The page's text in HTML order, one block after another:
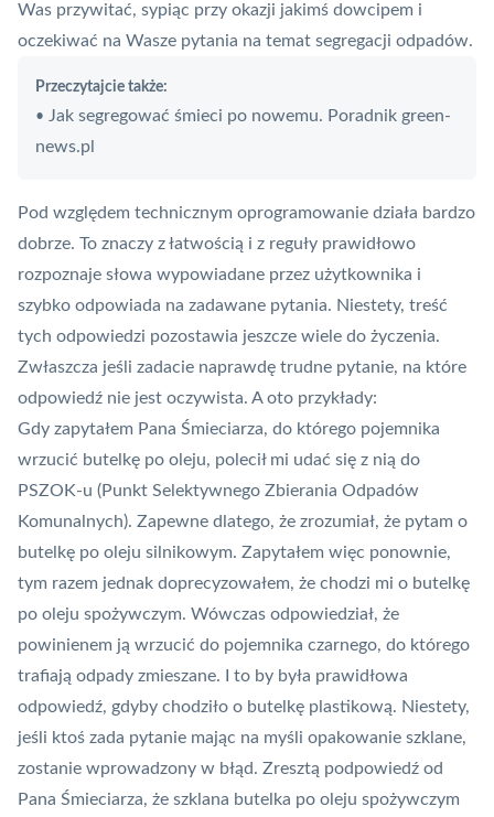
Was przywitać, sypiąc przy okazji jakimś dowcipem i
oczekiwać na Wasze pytania na temat segregacji odpadów.
Przeczytajcie także:
• Jak segregować śmieci po nowemu. Poradnik green-
news.pl
Pod względem technicznym oprogramowanie działa bardzo
dobrze. To znaczy z łatwością i z reguły prawidłowo
rozpoznaje słowa wypowiadane przez użytkownika i
szybko odpowiada na zadawane pytania. Niestety, treść
tych odpowiedzi pozostawia jeszcze wiele do życzenia.
Zwłaszcza jeśli zadacie naprawdę trudne pytanie, na które
odpowiedź nie jest oczywista. A oto przykłady:
Gdy zapytałem Pana Śmieciarza, do którego pojemnika
wrzucić butelkę po oleju, polecił mi udać się z nią do
PSZOK-u (Punkt Selektywnego Zbierania Odpadów
Komunalnych). Zapewne dlatego, że zrozumiał, że pytam o
butelkę po oleju silnikowym. Zapytałem więc ponownie,
tym razem jednak doprecyzowałem, że chodzi mi o butelkę
po oleju spożywczym. Wówczas odpowiedział, że
powinienem ją wrzucić do pojemnika czarnego, do którego
trafiają odpady zmieszane. I to by była prawidłowa
odpowiedź, gdyby chodziło o butelkę plastikową. Niestety,
jeśli ktoś zada pytanie mając na myśli opakowanie szklane,
zostanie wprowadzony w błąd. Zresztą podpowiedź od
Pana Śmieciarza, że szklana butelka po oleju spożywczym